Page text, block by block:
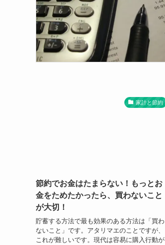
家計と節約
節約でお金はたまらない！もっとお
金をためたかったら、買わないこと
が大切！
貯蓄する方法で最も効果のある方法は「買わ
ないこと」です。アタリマエのことですが、
これが難しいです。現代は容易に購入行動が